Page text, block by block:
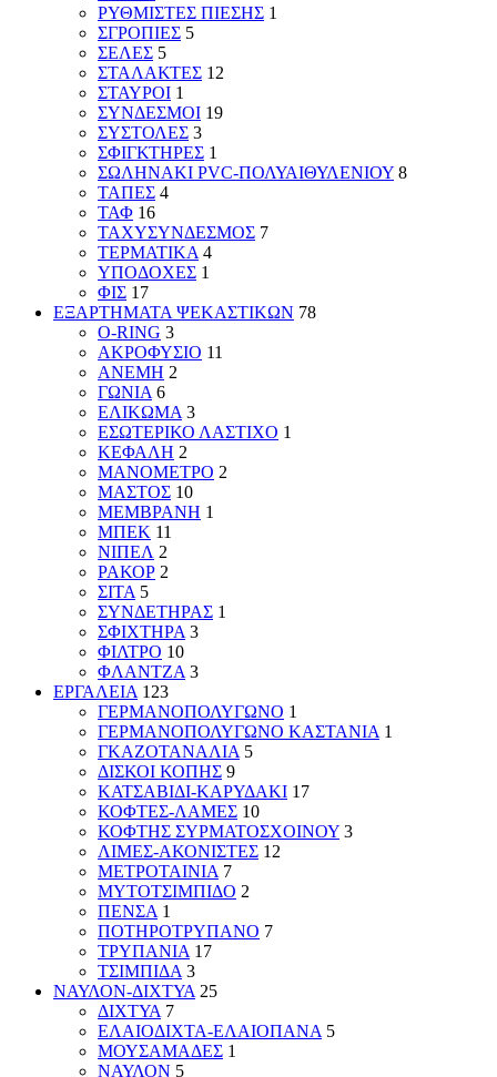
ΡΥΘΜΙΣΤΕΣ ΠΙΕΣΗΣ 1
ΣΓΡΟΠΙΕΣ 5
ΣΕΛΕΣ 5
ΣΤΑΛΑΚΤΕΣ 12
ΣΤΑΥΡΟΙ 1
ΣΥΝΔΕΣΜΟΙ 19
ΣΥΣΤΟΛΕΣ 3
ΣΦΙΓΚΤΗΡΕΣ 1
ΣΩΛΗΝΑΚΙ PVC-ΠΟΛΥΑΙΘΥΛΕΝΙΟΥ 8
ΤΑΠΕΣ 4
ΤΑΦ 16
ΤΑΧΥΣΥΝΔΕΣΜΟΣ 7
ΤΕΡΜΑΤΙΚΑ 4
ΥΠΟΔΟΧΕΣ 1
ΦΙΣ 17
ΕΞΑΡΤΗΜΑΤΑ ΨΕΚΑΣΤΙΚΩΝ 78
O-RING 3
ΑΚΡΟΦΥΣΙΟ 11
ΑΝΕΜΗ 2
ΓΩΝΙΑ 6
ΕΛΙΚΩΜΑ 3
ΕΣΩΤΕΡΙΚΟ ΛΑΣΤΙΧΟ 1
ΚΕΦΑΛΗ 2
ΜΑΝΟΜΕΤΡΟ 2
ΜΑΣΤΟΣ 10
ΜΕΜΒΡΑΝΗ 1
ΜΠΕΚ 11
ΝΙΠΕΛ 2
ΡΑΚΟΡ 2
ΣΙΤΑ 5
ΣΥΝΔΕΤΗΡΑΣ 1
ΣΦΙΧΤΗΡΑ 3
ΦΙΛΤΡΟ 10
ΦΛΑΝΤΖΑ 3
ΕΡΓΑΛΕΙΑ 123
ΓΕΡΜΑΝΟΠΟΛΥΓΩΝΟ 1
ΓΕΡΜΑΝΟΠΟΛΥΓΩΝΟ ΚΑΣΤΑΝΙΑ 1
ΓΚΑΖΟΤΑΝΑΛΙΑ 5
ΔΙΣΚΟΙ ΚΟΠΗΣ 9
ΚΑΤΣΑΒΙΔΙ-ΚΑΡΥΔΑΚΙ 17
ΚΟΦΤΕΣ-ΛΑΜΕΣ 10
ΚΟΦΤΗΣ ΣΥΡΜΑΤΟΣΧΟΙΝΟΥ 3
ΛΙΜΕΣ-ΑΚΟΝΙΣΤΕΣ 12
ΜΕΤΡΟΤΑΙΝΙΑ 7
ΜΥΤΟΤΣΙΜΠΙΔΟ 2
ΠΕΝΣΑ 1
ΠΟΤΗΡΟΤΡΥΠΑΝΟ 7
ΤΡΥΠΑΝΙΑ 17
ΤΣΙΜΠΙΔΑ 3
ΝΑΥΛΟΝ-ΔΙΧΤΥΑ 25
ΔΙΧΤΥΑ 7
ΕΛΑΙΟΔΙΧΤΑ-ΕΛΑΙΟΠΑΝΑ 5
ΜΟΥΣΑΜΑΔΕΣ 1
ΝΑΥΛΟΝ 5